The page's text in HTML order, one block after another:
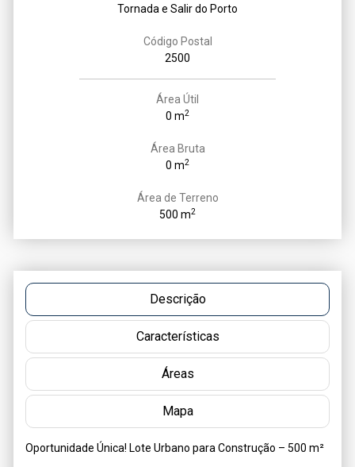
Tornada e Salir do Porto
Código Postal
2500
Área Útil
0 m2
Área Bruta
0 m2
Área de Terreno
500 m2
Descrição
Características
Áreas
Mapa
Oportunidade Única! Lote Urbano para Construção – 500 m²